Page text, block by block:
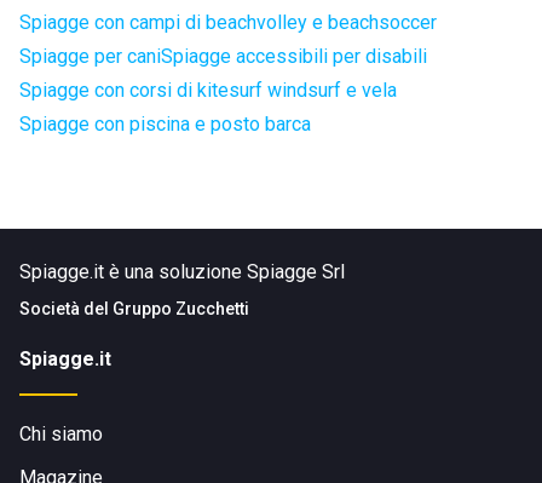
Spiagge con campi di beachvolley e beachsoccer
Spiagge per caniSpiagge accessibili per disabili
Spiagge con corsi di kitesurf windsurf e vela
Spiagge con piscina e posto barca
Spiagge.it è una soluzione Spiagge Srl
Società del Gruppo Zucchetti
Spiagge.it
Chi siamo
Magazine